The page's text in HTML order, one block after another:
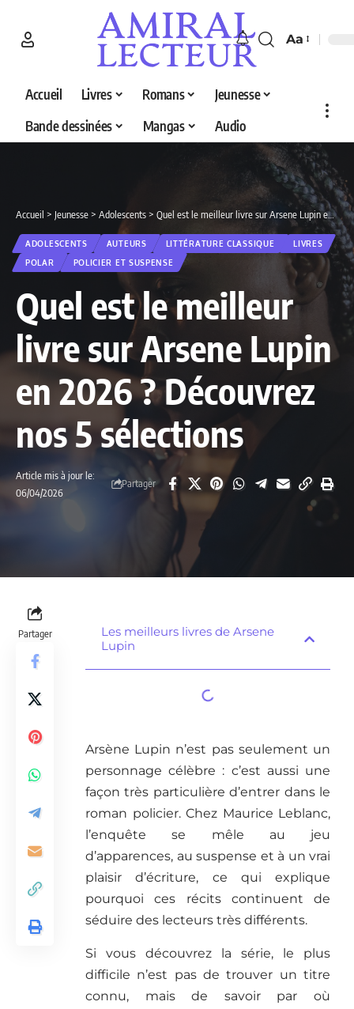
Aa
Accueil Livres Romans
Jeunesse
Bande dessinées
Mangas Audio
Accueil > Jeunesse> Adolescents> Quel est le meilleur livre sur Arsene Lupin en 2026 ? Découvrez nos 5 sélections
ADOLESCENTS AUTEURS LITTÉRATURE CLASSIQUE
LIVRES
POLAR
POLICIER ET SUSPENSE
Quel est le meilleur
livre sur Arsene Lupin
en 2026 ? Découvrez
nos 5 sélections
Article mis à jour le:
06/04/2026
Partager
Partager
Les meilleurs livres de Arsene
Lupin
Arsène Lupin n’est pas seulement un
personnage célèbre : c’est aussi une
façon très particulière d’entrer dans le
roman policier. Chez Maurice Leblanc,
l’enquête se mêle au jeu
d’apparences, au suspense et à un vrai
plaisir d’écriture, ce qui explique
pourquoi ces récits continuent de
séduire des lecteurs très différents.
Si vous découvrez la série, le plus
difficile n’est pas de trouver un titre
connu, mais de savoir par où